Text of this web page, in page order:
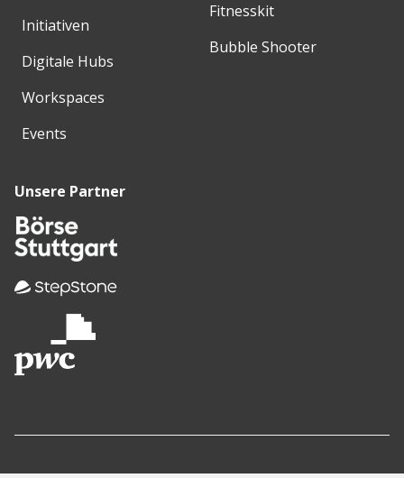
Initiativen
Digitale Hubs
Workspaces
Events
Fitnesskit
Bubble Shooter
Unsere Partner